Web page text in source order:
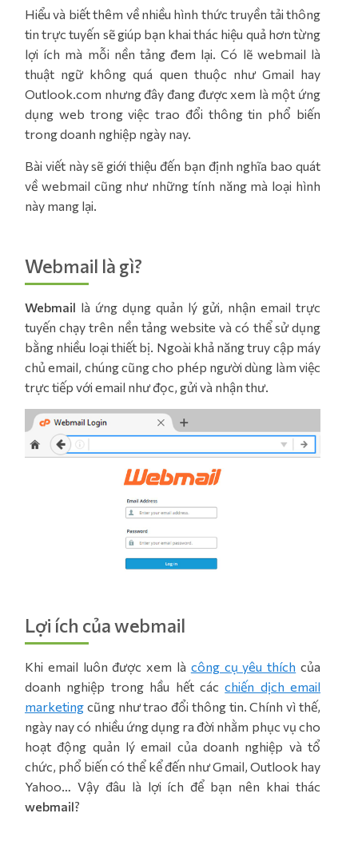
Hiểu và biết thêm về nhiều hình thức truyền tải thông
tin trực tuyến sẽ giúp bạn khai thác hiệu quả hơn từng
lợi ích mà mỗi nền tảng đem lại. Có lẽ webmail là
thuật ngữ không quá quen thuộc như Gmail hay
Outlook.com nhưng đây đang được xem là một ứng
dụng web trong việc trao đổi thông tin phổ biến
trong doanh nghiệp ngày nay.
Bài viết này sẽ giới thiệu đến bạn định nghĩa bao quát
về webmail cũng như những tính năng mà loại hình
này mang lại.
Webmail là gì?
Webmail là ứng dụng quản lý gửi, nhận email trực
tuyến chạy trên nền tảng website và có thể sử dụng
bằng nhiều loại thiết bị. Ngoài khả năng truy cập máy
chủ email, chúng cũng cho phép người dùng làm việc
trực tiếp với email như đọc, gửi và nhận thư.
Lợi ích của webmail
Khi email luôn được xem là công cụ yêu thích của
doanh nghiệp trong hầu hết cácchiến dịch email
marketing cũng như trao đổi thông tin. Chính vì thế,
ngày nay có nhiều ứng dụng ra đời nhằm phục vụ cho
hoạt động quản lý email của doanh nghiệp và tổ
chức, phổ biến có thể kể đến như Gmail, Outlook hay
Yahoo… Vậy đâu là lợi ích để bạn nên khai thác
webmail?